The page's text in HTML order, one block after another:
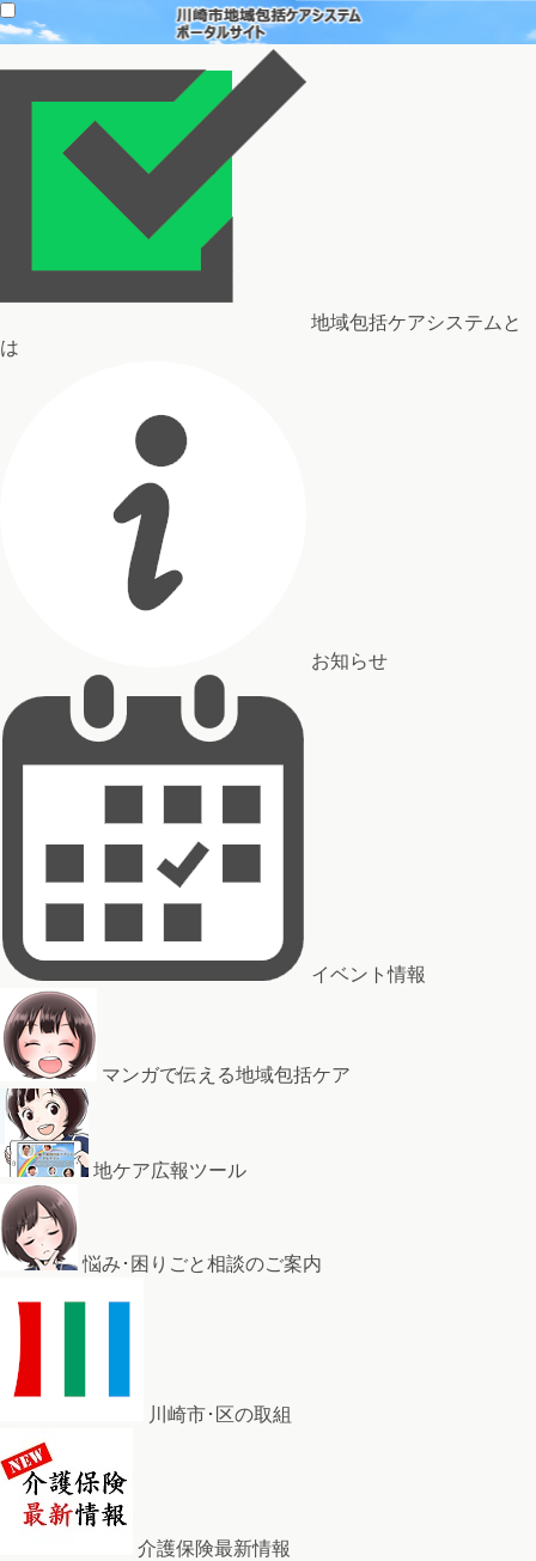
地域包括ケアシステムと
は
お知らせ
イベント情報
マンガで伝える地域包括ケア
地ケア広報ツール
悩み･困りごと相談のご案内
川崎市･区の取組
介護保険最新情報